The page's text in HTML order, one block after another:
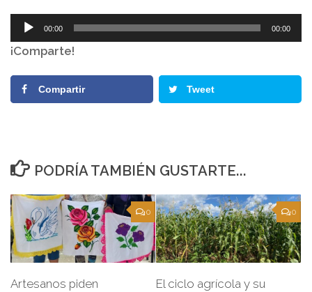
Reproductor
de
00:00 00:00
¡Comparte!
Compartir Tweet
PODRÍA TAMBIÉN GUSTARTE...
0
Artesanos piden
0
El ciclo agrícola y su